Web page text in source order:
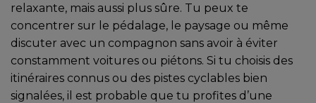
relaxante, mais aussi plus sûre. Tu peux te
concentrer sur le pédalage, le paysage ou même
discuter avec un compagnon sans avoir à éviter
constamment voitures ou piétons. Si tu choisis des
itinéraires connus ou des pistes cyclables bien
signalées, il est probable que tu profites d’une